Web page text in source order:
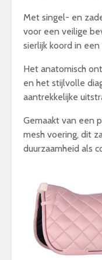
Met singel- en
voor een veilige
sierlijk koord in
Het anatomisch
en het stijlvolle
aantrekkelijke
Gemaakt van een
mesh voering, dit
duurzaamheid als